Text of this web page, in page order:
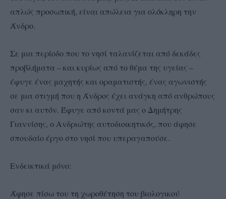
απλώς προσωπική, είναι απώλεια για ολόκληρη την
Άνδρο.
Σε μια περίοδο που το νησί ταλανίζεται από δεκάδες
προβλήματα – και κυρίως από το θέμα της υγείας –
έφυγε ένας μαχητής και οραματιστής, ένας αγωνιστής
σε μια στιγμή που η Άνδρος έχει ανάγκη από ανθρώπους
σαν κι αυτόν. Έφυγε από κοντά μας ο Δημήτρης
Γιαννίσης, ο Ανδριώτης αυτοδιοικητικός, που άφησε
σπουδαίο έργο στο νησί που υπεραγαπούσε.
Ενδεικτικά μόνο:
Άφησε πίσω του τη χωροθέτηση του βιολογικού